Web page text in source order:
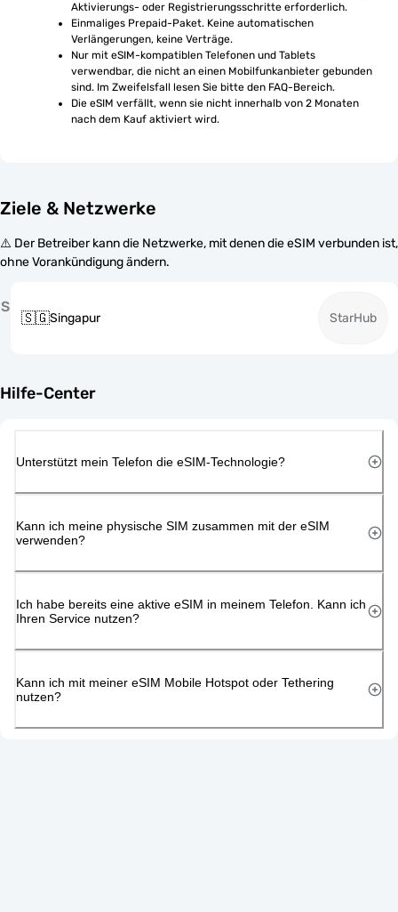
Aktivierungs- oder Registrierungsschritte erforderlich.
Einmaliges Prepaid-Paket. Keine automatischen
Verlängerungen, keine Verträge.
Nur mit eSIM-kompatiblen Telefonen und Tablets
verwendbar, die nicht an einen Mobilfunkanbieter gebunden
sind. Im Zweifelsfall lesen Sie bitte den FAQ-Bereich.
Die eSIM verfällt, wenn sie nicht innerhalb von 2 Monaten
nach dem Kauf aktiviert wird.
Ziele & Netzwerke
⚠️ Der Betreiber kann die Netzwerke, mit denen die eSIM verbunden ist,
ohne Vorankündigung ändern.
S
🇸🇬Singapur StarHub
Hilfe-Center
Unterstützt mein Telefon die eSIM-Technologie?
Kann ich meine physische SIM zusammen mit der eSIM
verwenden?
Ich habe bereits eine aktive eSIM in meinem Telefon. Kann ich
Ihren Service nutzen?
Kann ich mit meiner eSIM Mobile Hotspot oder Tethering
nutzen?